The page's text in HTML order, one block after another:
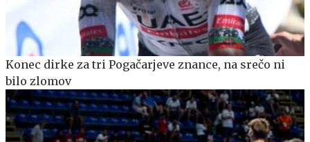
Konec dirke za tri Pogačarjeve znance, na srečo ni
bilo zlomov